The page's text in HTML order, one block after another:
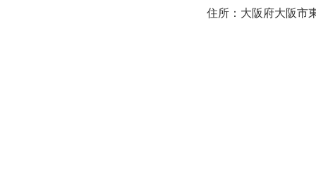
住所：大阪府大阪市